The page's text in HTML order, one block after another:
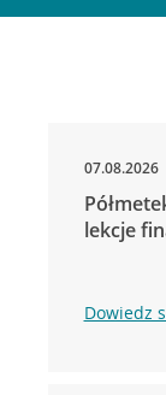
07.08.2026
lekcje
Dowiedz